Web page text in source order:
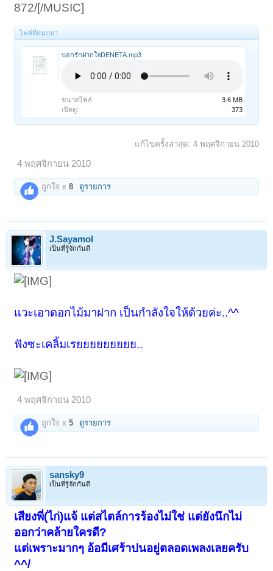
872/[/MUSIC]​
ไฟล์ที่แนบมา:
บอกรักฝากใจDENETA.mp3
ขนาดไฟล์:
3.6 MB
เปิดดู:
373
แก้ไขครั้งล่าสุด: 4 พฤศจิกายน 2010
4 พฤศจิกายน 2010
ถูกใจ x8 ดูรายการ
J.Sayamol
เป็นที่รู้จักกันดี
แวะเอาดอกไม้มาฝาก เป็นกำลังใจให้ด้วยค่ะ..^^
ฟังซะเคลิ้มเรยยยยยยยยย..
4 พฤศจิกายน 2010
ถูกใจ x5 ดูรายการ
sansky9
เป็นที่รู้จักกันดี
เสียงพี่(ไก่)แจ้ แต่สไตล์การร้องไม่ใช่ แต่ยังนึกไม่
ออกว่าคล้ายใครดี?
แต่เพราะมากๆ อ้อมีเศร้าปนอยู่ตลอดเพลงเลยครับ
^^/